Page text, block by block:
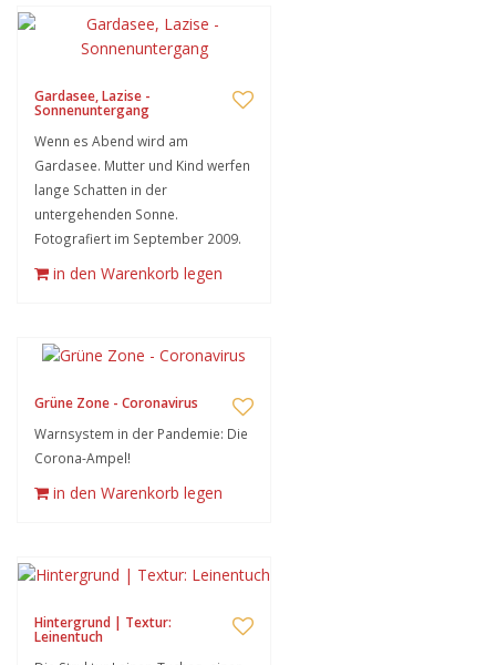
Gardasee, Lazise -
Sonnenuntergang
Wenn es Abend wird am
Gardasee. Mutter und Kind werfen
lange Schatten in der
untergehenden Sonne.
Fotografiert im September 2009.
in den Warenkorb legen
Grüne Zone - Coronavirus
Warnsystem in der Pandemie: Die
Corona-Ampel!
in den Warenkorb legen
Hintergrund | Textur:
Leinentuch